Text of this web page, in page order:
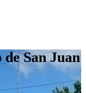
San Juan